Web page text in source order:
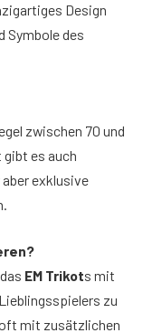
Design
Symbole des
zwischen 70 und
gibt es auch
exklusive
EM Trikots mit
zu
mit zusätzlichen